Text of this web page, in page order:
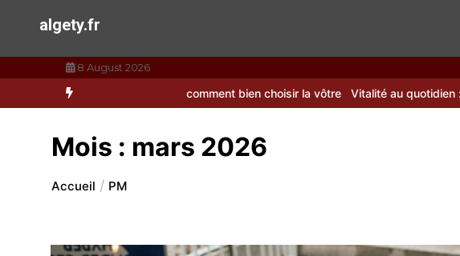
algety.fr
8 August 2026
à dents : comment bien choisir la vôtre Vitalité au quotidien : découvrez notre
Mois : mars 2026
Accueil PM